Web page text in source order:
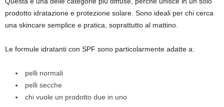
prodotto idratazione e protezione solare. Sono ideali per chi cerca
una skincare semplice e pratica, soprattutto al mattino.
Le formule idratanti con SPF sono particolarmente adatte a:
pelli normali
pelli secche
chi vuole un prodotto due in uno